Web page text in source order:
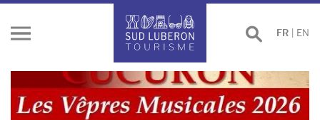
Ouvrir
Effectuer
une
FR EN